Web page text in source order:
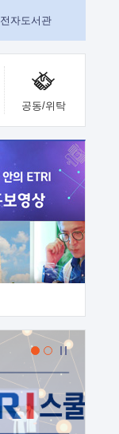
전자도서관
공동/위탁